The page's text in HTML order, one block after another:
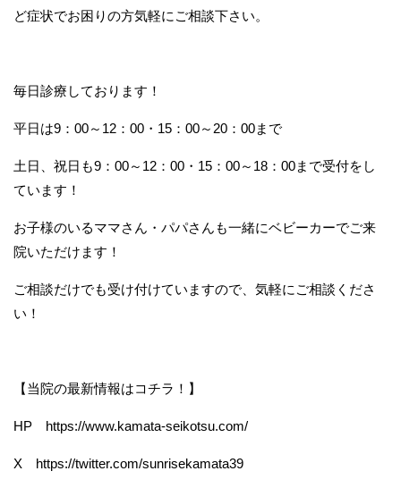
ど症状でお困りの方気軽にご相談下さい。
毎日診療しております！
平日は9：00～12：00・15：00～20：00まで
土日、祝日も9：00～12：00・15：00～18：00まで受付をし
ています！
お子様のいるママさん・パパさんも一緒にベビーカーでご来
院いただけます！
ご相談だけでも受け付けていますので、気軽にご相談くださ
い！
【当院の最新情報はコチラ！】
HP https://www.kamata-seikotsu.com/
X https://twitter.com/sunrisekamata39